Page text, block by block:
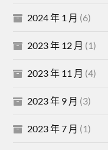
2024 年 1 月 (6)
2023 年 12 月 (1)
2023 年 11 月 (4)
2023 年 9 月 (3)
2023 年 7 月 (1)